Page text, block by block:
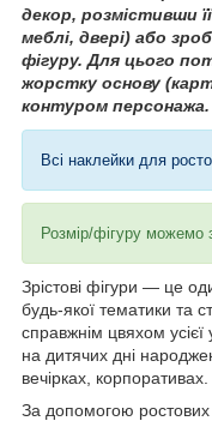
декор, розмістивши
меблі, двері) або
фігуру. Для цього
жорстку основу
контуром персонажа.
Всі наклейки для
Розмір/фігуру можемо
Зрістові фігури — це
будь-якої тематики та
справжнім цвяхом
на дитячих дні
вечірках, корпоративах.
За допомогою